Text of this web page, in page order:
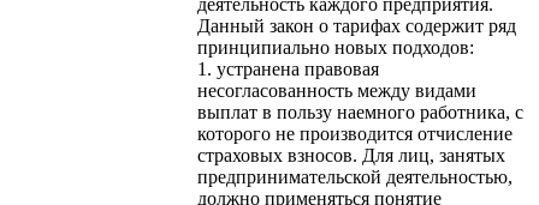
деятельность каждого предприятия.
Данный закон о тарифах содержит ряд
принципиально новых подходов:
1. устранена правовая
несогласованность между видами
выплат в пользу наемного работника, с
которого не производится отчисление
страховых взносов. Для лиц, занятых
предпринимательской деятельностью,
должно применяться понятие